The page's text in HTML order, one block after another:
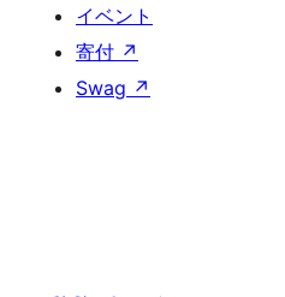
イベント
寄付 ↗
Swag ↗